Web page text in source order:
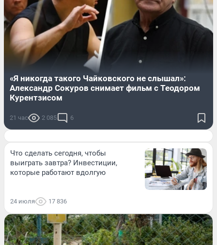
«Я никогда такого Чайковского не слышал»:
Александр Сокуров снимает фильм с Теодором
Курентзисом
21 час 2 085 6
Что сделать сегодня, чтобы
выиграть завтра? Инвестиции,
которые работают вдолгую
24 июля 17 836